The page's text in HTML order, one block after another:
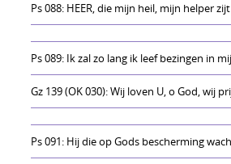
Ps 088: HEER, die mijn heil, mijn helper zijt
Ps 089: Ik zal zo lang ik leef bezingen in
Gz 139 (OK 030): Wij loven U, o God, wij
Ps 091: Hij die op Gods bescherming